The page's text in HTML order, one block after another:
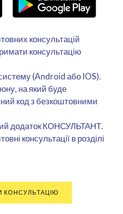
консультацій
консультацію
(Android або IOS).
на який буде
код з безкоштовними
додаток КОНСУЛЬТАНТ.
консультації в розділі
КОНСУЛЬТАЦІЮ